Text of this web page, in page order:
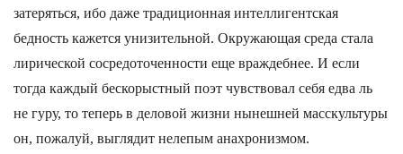
затеряться, ибо даже традиционная интеллигентская
бедность кажется унизительной. Окружающая среда стала
лирической сосредоточенности еще враждебнее. И если
тогда каждый бескорыстный поэт чувствовал себя едва ль
не гуру, то теперь в деловой жизни нынешней масскультуры
он, пожалуй, выглядит нелепым анахронизмом.